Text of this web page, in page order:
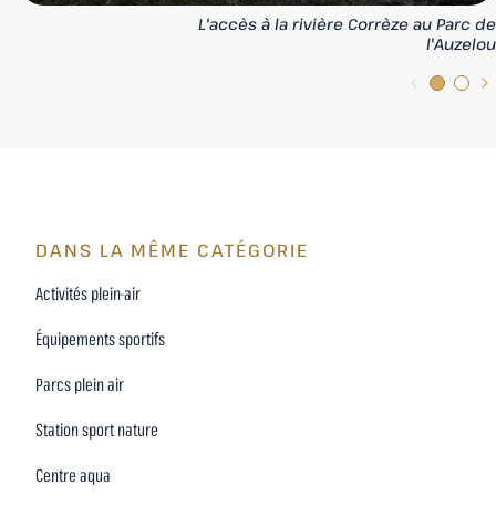
L'accès à la rivière Corrèze au Parc de
l'Auzelou
DANS LA MÊME CATÉGORIE
Activités plein-air
Équipements sportifs
Parcs plein air
Station sport nature
Centre aqua